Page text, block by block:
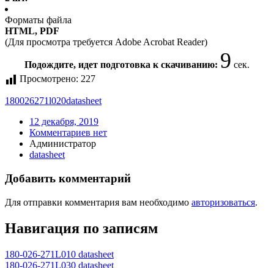
Форматы файла
HTML, PDF
(Для просмотра требуется Adobe Acrobat Reader)
Подождите, идет подготовка к скачиванию: 9 сек.
Просмотрено: 227
180026271l020datasheet
12 декабря, 2019
Комментариев нет
Администратор
datasheet
Добавить комментарий
Для отправки комментария вам необходимо авторизоваться.
Навигация по записям
180-026-271L010 datasheet
180-026-271L030 datasheet